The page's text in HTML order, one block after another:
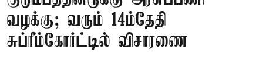
வழக்கு; வரும் 14ம்தேதி
சுப்ரீம்கோர்ட்டில் விசாரணை